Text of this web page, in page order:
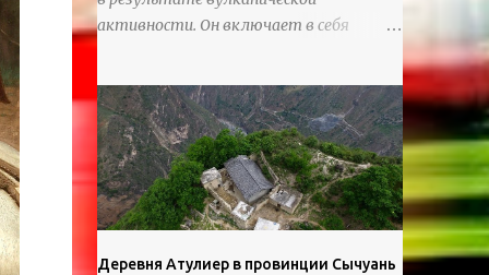
активности. Он включает в себя
массивные базальтовые
шестиугольные колонны, высокие
утесы, лавовые образования, черную
береговую линию и великолепные
каменные арки.
Деревня Атулиер в провинции Сычуань